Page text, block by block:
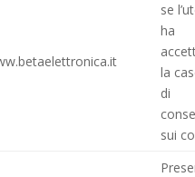
se
ha
la
di
sui